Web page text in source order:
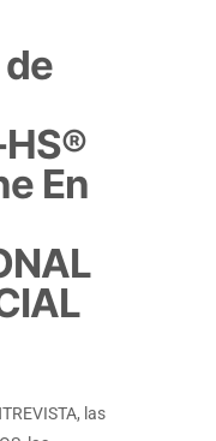
En
las